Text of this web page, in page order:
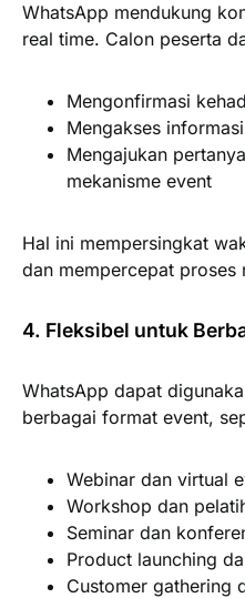
WhatsApp mendukung
real time. Calon peserta
Mengonfirmasi
Mengakses
Mengajukan
mekanisme event
Hal ini mempersingkat
dan mempercepat proses
4. Fleksibel untuk
WhatsApp dapat
berbagai format event,
Webinar dan virtual
Workshop dan
Seminar dan
Product launching
Customer gathering